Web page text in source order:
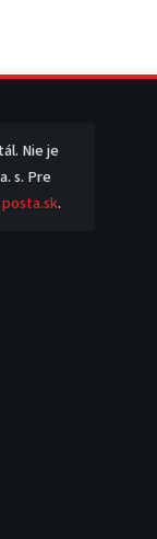
Nie je
s. Pre
posta.sk.